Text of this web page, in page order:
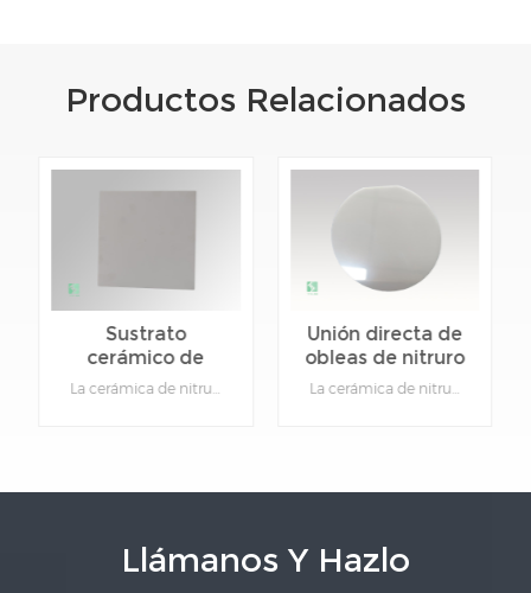
Productos Relacionados
Sustrato
cerámico de
nitruro de
La cerámica de nitruro de aluminio (AlN) tiene excelentes propiedades como alta conductividad térmica, alta resistencia, alta resistividad, pequeña densidad, baja constante dieléctrica, no toxicidad y coeficiente de expansión térmica.Detalles del producto:Material: Nitruro de aluminioFunción: Cerámica de aislamiento y disipación de calor.Tipo: CerámicaColor: GrisSe puede personalizar: Sí, proporcione dibujos para productos específicos.
Unión directa de
obleas de nitruro
de aluminio
La cerámica de nitruro de aluminio (AlN) tiene excelentes propiedades como alta conductividad térmica, alta resistencia, alta resistividad, pequeña densidad, baja constante dieléctrica, no toxicidad y coeficiente de expansión térmica.Detalles del producto:Material: Nitruro de aluminioFunción: Cerámica de aislamiento y disipación de calor.Tipo: CerámicaColor: GrisSe puede personalizar: Sí, proporcione dibujos para productos específicos.
Llámanos Y Hazlo